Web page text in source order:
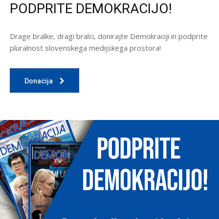
PODPRITE DEMOKRACIJO!
Drage bralke, dragi bralci, donirajte Demokraciji in podprite
pluralnost slovenskega medijskega prostora!
Donacija